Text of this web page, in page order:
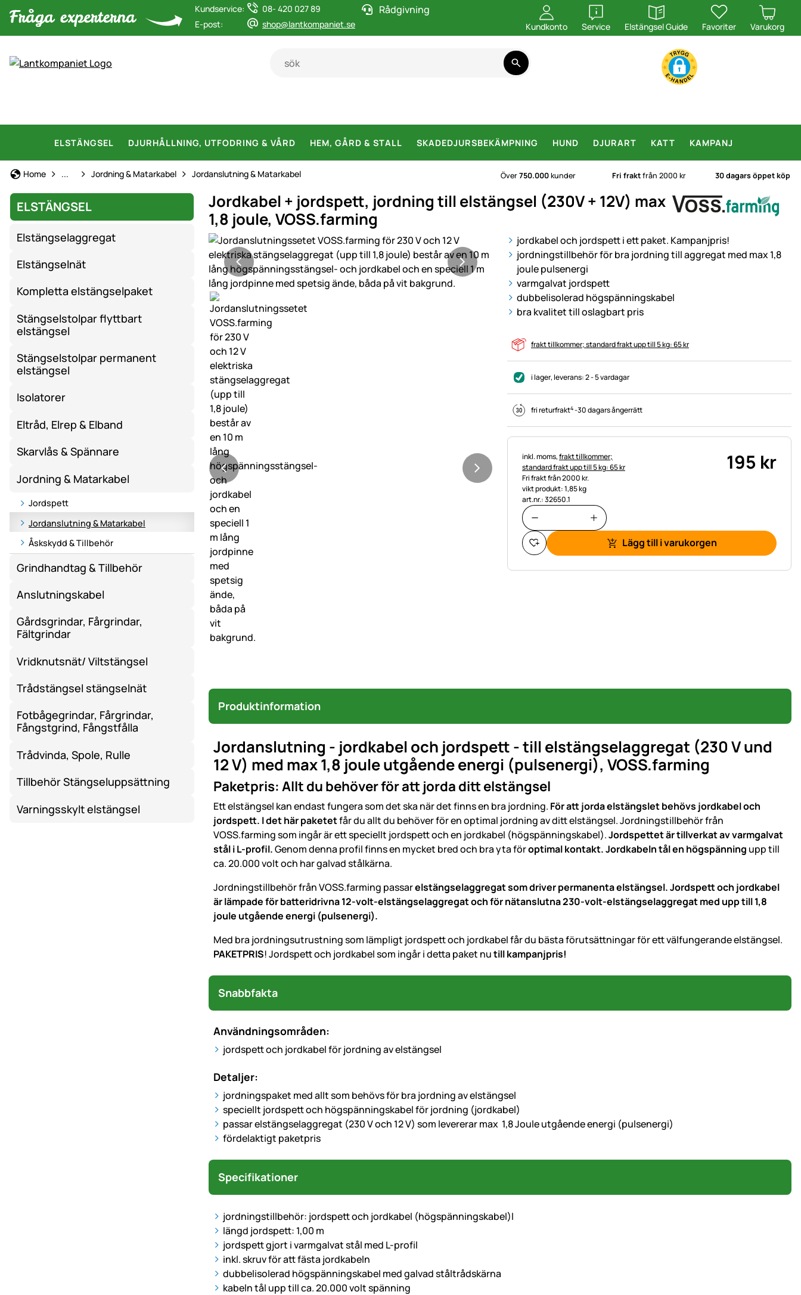
Kundservice:
08- 420 027 89
E-post:
shop@lantkompaniet.se
Rådgivning
Kundkonto Service
öppna
Elstängsel Guide
öppna
Favoriter Varukorg
ELSTÄNGSEL DJURHÅLLNING, UTFODRING & VÅRD HEM, GÅRD & STALL SKADEDJURSBEKÄMPNING HUND DJURART KATT KAMPANJ
Home Elstängsel
... Jordning & Matarkabel Jordanslutning & Matarkabel Över750.000kunder Fri fraktfrån 2000 kr 30 dagars öppet köp
ELSTÄNGSEL
Elstängselaggregat
Elstängselnät
Kompletta elstängselpaket
Stängselstolpar flyttbart
elstängsel
Stängselstolpar permanent
elstängsel
Isolatorer
Eltråd, Elrep & Elband
Skarvlås & Spännare
Jordning & Matarkabel
Jordspett
Jordanslutning & Matarkabel
Åskskydd & Tillbehör
Grindhandtag & Tillbehör
Anslutningskabel
Gårdsgrindar, Fårgrindar,
Fältgrindar
Vridknutsnät/ Viltstängsel
Trådstängsel stängselnät
Fotbågegrindar, Fårgrindar,
Fångstgrind, Fångstfålla
Trådvinda, Spole, Rulle
Tillbehör Stängseluppsättning
Varningsskylt elstängsel
Jordkabel + jordspett, jordning till elstängsel (230V + 12V) max
1,8 joule, VOSS.farming
Produktgaleri
jordkabel och jordspett i ett paket. Kampanjpris!
jordningstillbehör för bra jordning till aggregat med max 1,8
joule pulsenergi
varmgalvat jordspett
dubbelisolerad högspänningskabel
bra kvalitet till oslagbart pris
frakt tillkommer; standard frakt upp till 5 kg: 65 kr
i lager, leverans:2 - 5 vardagar
fri returfrakt4-30 dagars ångerrätt
Skatteinformation:
inkl. moms,frakt tillkommer;
standard frakt upp till 5 kg: 65 kr
Fri frakt från 2000 kr.
vikt produkt: 1,85 kg
art.nr.: 32650.1
195 kr
Lägg till i varukorgen
Produktinformation
Jordanslutning - jordkabel och jordspett - till elstängselaggregat (230 V und
12 V) med max 1,8 joule utgående energi (pulsenergi), VOSS.farming
Paketpris: Allt du behöver för att jorda ditt elstängsel
Ett elstängsel kan endast fungera som det ska när det finns en bra jordning. För att jorda elstängslet behövs jordkabel och
jordspett. I det här paketetfår du allt du behöver för en optimal jordning av ditt elstängsel. Jordningstillbehör från
VOSS.farming som ingår är ett speciellt jordspett och en jordkabel (högspänningskabel).Jordspettet är tillverkat av varmgalvat
stål i L-profil.Genom denna profil finns en mycket bred och bra yta föroptimal kontakt. Jordkabeln tål en högspänning upp till
ca. 20.000 volt och har galvad stålkärna.
Jordningstillbehör från VOSS.farming passarelstängselaggregat som driver permanenta elstängsel. Jordspett och jordkabel
är lämpade för batteridrivna 12-volt-elstängselaggregat och för nätanslutna 230-volt-elstängselaggregat med upp till 1,8
joule utgående energi (pulsenergi).
Med bra jordningsutrustning som lämpligt jordspett och jordkabel får du bästa förutsättningar för ett välfungerande elstängsel.
PAKETPRIS! Jordspett och jordkabel som ingår i detta paket nutill kampanjpris!
Snabbfakta
Användningsområden:
jordspett och jordkabel för jordning av elstängsel
Detaljer:
jordningspaket med allt som behövs för bra jordning av elstängsel
speciellt jordspett och högspänningskabel för jordning (jordkabel)
passar elstängselaggregat (230 V och 12 V) som levererar max 1,8 Joule utgående energi (pulsenergi)
fördelaktigt paketpris
Specifikationer
jordningstillbehör: jordspett och jordkabel (högspänningskabel)l
längd jordspett: 1,00 m
jordspett gjort i varmgalvat stål med L-profil
inkl. skruv för att fästa jordkabeln
dubbelisolerad högspänningskabel med galvad ståltrådskärna
kabeln tål upp till ca. 20.000 volt spänning